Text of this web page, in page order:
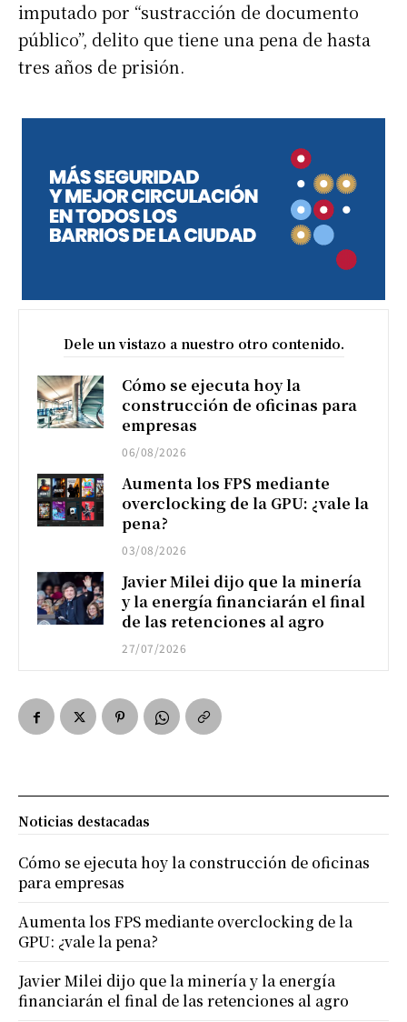
imputado por “sustracción de documento
público”, delito que tiene una pena de hasta
tres años de prisión.
Dele un vistazo a nuestro otro contenido.
Cómo se ejecuta hoy la
construcción de oficinas para
empresas
06/08/2026
Aumenta los FPS mediante
overclocking de la GPU: ¿vale la
pena?
03/08/2026
Javier Milei dijo que la minería
y la energía financiarán el final
de las retenciones al agro
27/07/2026
Noticias destacadas
Cómo se ejecuta hoy la construcción de oficinas
para empresas
Aumenta los FPS mediante overclocking de la
GPU: ¿vale la pena?
Javier Milei dijo que la minería y la energía
financiarán el final de las retenciones al agro